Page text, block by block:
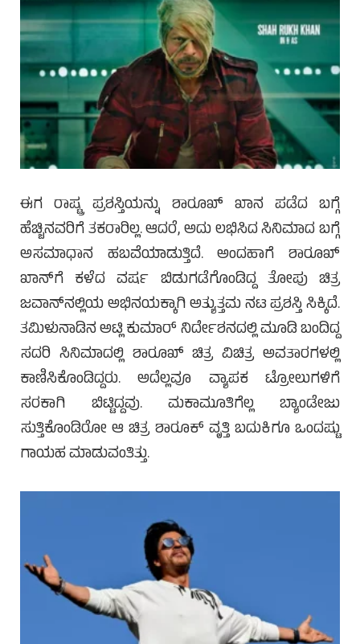
ಈಗ ರಾಷ್ಟ್ರ ಪ್ರಶಸ್ತಿಯನ್ನು ಶಾರೂಖ್ ಖಾನ ಪಡೆದ ಬಗ್ಗೆ
ಹೆಚ್ಚಿನವರಿಗೆ ತಕರಾರಿಲ್ಲ. ಆದರೆ, ಅದು ಲಭಿಸಿದ ಸಿನಿಮಾದ ಬಗ್ಗೆ
ಅಸಮಾಧಾನ ಹಬವೆಯಾಡುತ್ತಿದೆ. ಅಂದಹಾಗೆ ಶಾರೂಖ್
ಖಾನ್‌ಗೆ ಕಳೆದ ವರ್ಷ ಬಿಡುಗಡೆಗೊಂಡಿದ್ದ ತೋಪು ಚಿತ್ರ
ಜವಾನ್‌ನಲ್ಲಿಯ ಅಭಿನಯಕ್ಕಾಗಿ ಅತ್ಯುತ್ತಮ ನಟ ಪ್ರಶಸ್ತಿ ಸಿಕ್ಕಿದೆ.
ತಮಿಳುನಾಡಿನ ಅಟ್ಲಿ ಕುಮಾರ್ ನಿರ್ದೇಶನದಲ್ಲಿ ಮೂಡಿ ಬಂದಿದ್ದ
ಸದರಿ ಸಿನಿಮಾದಲ್ಲಿ ಶಾರೂಖ್ ಚಿತ್ರ ವಿಚಿತ್ರ ಅವತಾರಗಳಲ್ಲಿ
ಕಾಣಿಸಿಕೊಂಡಿದ್ದರು. ಅದೆಲ್ಲವೂ ವ್ಯಾಪಕ ಟ್ರೋಲುಗಳಿಗೆ
ಸರಕಾಗಿ ಬಿಟ್ಟಿದ್ದವು. ಮಕಾಮೂತಿಗೆಲ್ಲ ಬ್ಯಾಂಡೇಜು
ಸುತ್ತಿಕೊಂಡಿರೋ ಆ ಚಿತ್ರ ಶಾರೂಕ್ ವೃತ್ತಿ ಬದುಕಿಗೂ ಒಂದಷ್ಟು
ಗಾಯಹ ಮಾಡುವಂತಿತ್ತು.